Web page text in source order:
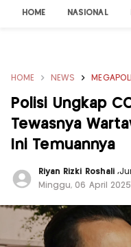
HOME NASIONAL
HOME NEWS
Polisi Ungkap
Tewasnya
Ini Temuannya
Riyan Rizki Roshali ,
Minggu, 06 April 2025